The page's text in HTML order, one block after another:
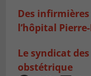
Des
l’hôpital
Le syndicat
obstétrique